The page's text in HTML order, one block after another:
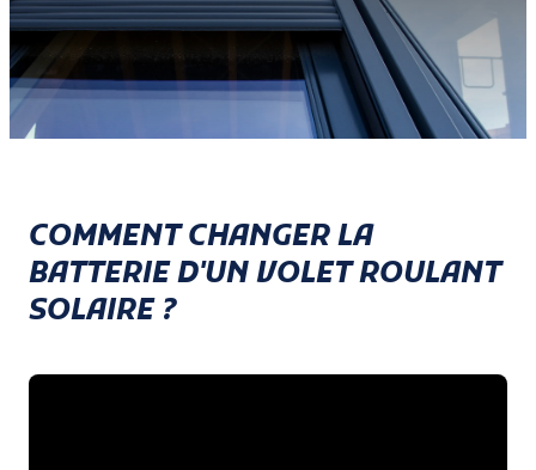
COMMENT CHANGER LA
BATTERIE D'UN VOLET ROULANT
SOLAIRE ?